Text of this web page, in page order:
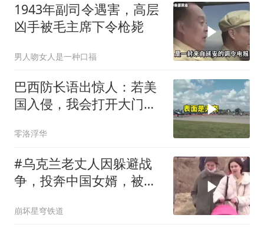
1943年副司令遇害，高层
凶手被毛主席下令枪毙
男人吻女人是一种口福
巴西防长语出惊人：若美
国入侵，我会打开大门，
零洛浮华
#乌克兰老丈人因躲避战
争，投奔中国女婿，被眼
崩坏星穹铁道